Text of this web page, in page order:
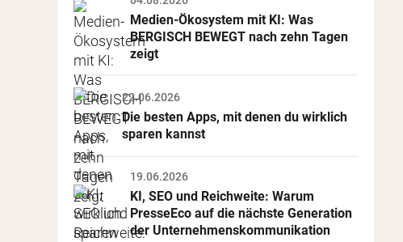
Medien-Ökosystem mit KI: Was
BERGISCH BEWEGT nach zehn Tagen
zeigt
22.06.2026
Die besten Apps, mit denen du wirklich
sparen kannst
19.06.2026
KI, SEO und Reichweite: Warum
PresseEco auf die nächste Generation
der Unternehmenskommunikation